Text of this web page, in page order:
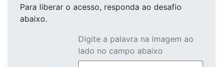
Para liberar o acesso, responda ao desafio
abaixo.
Digite a palavra na imagem ao
lado no campo abaixo